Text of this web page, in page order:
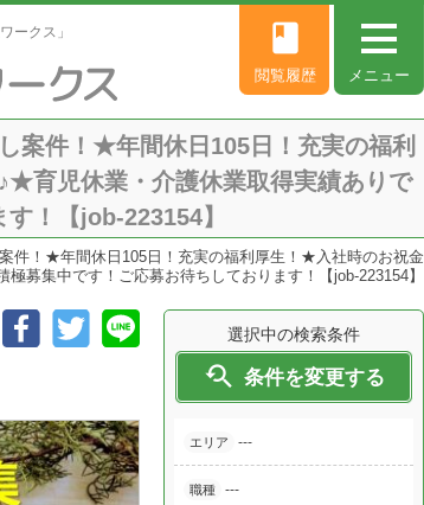
ークス」
メニュー
book
閲覧履歴
案件！★年間休日105日！充実の福利
育児休業・介護休業取得実績ありで
！【job-223154】
件！★年間休日105日！充実の福利厚生！★入社時のお祝金
集中です！ご応募お待ちしております！【job-223154】
選択中の検索条件
 条件を変更する
エリア ---
職種 ---